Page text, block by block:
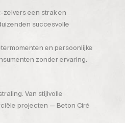
zelvers een strak en
succesvolle
en persoonlijke
zonder ervaring.
Van stijlvolle
projecten — Beton Ciré